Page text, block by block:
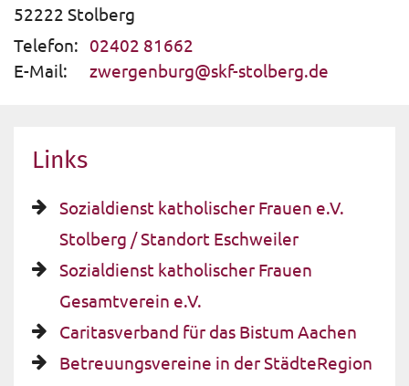
52222 Stolberg
Telefon: 02402 81662
E-Mail:
zwergenburg@skf-stolberg.de
Links
Sozialdienst katholischer Frauen e.V.
Stolberg / Standort Eschweiler
Sozialdienst katholischer Frauen
Gesamtverein e.V.
Caritasverband für das Bistum Aachen
Betreuungsvereine in der StädteRegion